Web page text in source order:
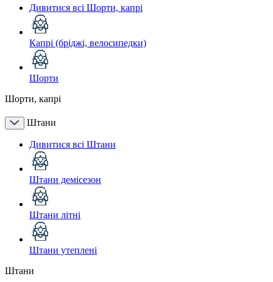
Дивитися всі Шорти, капрі
Капрі (бріджі, велосипедки)
Шорти
Шорти, капрі
Штани
Дивитися всі Штани
Штани демісезон
Штани літні
Штани утеплені
Штани